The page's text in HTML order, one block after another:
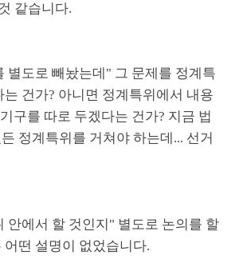
같습니다.
별도로 빼놨는데 " 그 문제를 정계특
는 건가? 아니면 정계특위에서 내용
구를 따로 두겠다는 건가? 지금 법
정계특위를 거쳐야 하는데 ... 선거
안에서 할 것인지 " 별도로 논의를 할
어떤 설명이 없었습니다.